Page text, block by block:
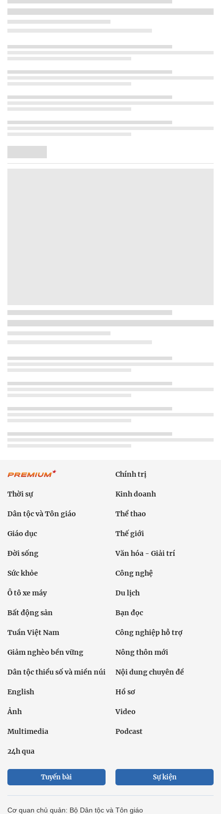
Chính trị
Thời sự Kinh doanh
Dân tộc và Tôn giáo Thể thao
Giáo dục Thế giới
Đời sống Văn hóa - Giải trí
Sức khỏe Công nghệ
Ô tô xe máy Du lịch
Bất động sản Bạn đọc
Tuần Việt Nam Công nghiệp hỗ trợ
Giảm nghèo bền vững Nông thôn mới
Dân tộc thiểu số và miền núi Nội dung chuyên đề
English Hồ sơ
Ảnh Video
Multimedia Podcast
24h qua
Tuyến bài Sự kiện
Cơ quan chủ quản: Bộ Dân tộc và Tôn giáo